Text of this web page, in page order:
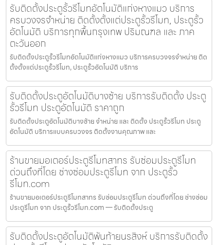
รับติดตั้งประตูรั้วรีโมทอัตโนมัติแก่งหางแมว บริการ
ครบวงจรจำหน่าย ติดตั้งตั้งแต่ประตูรั้วรีโมท, ประตูรั้ว
อัตโนมัติ บริการทุกพื้นกรุงเทพ ปริมณฑล และ ภาค
ตะวันออก
รับติดตั้งประตูรั้วรีโมทอัตโนมัติแก่งหางแมว บริการครบวงจรจำหน่าย ติด
ตั้งตั้งแต่ประตูรั้วรีโมท, ประตูรั้วอัตโนมัติ บริการ
รับติดตั้งประตูอัตโนมัติบางซ้าย บริการรับติดตั้ง ประตู
รั้วรีโมท ประตูอัตโนมัติ ราคาถูก
รับติดตั้งประตูอัตโนมัติบางซ้าย จำหน่าย และ ติดตั้ง ประตูรั้วรีโมท ประตู
อัตโนมัติ บริการแบบครบวงจร ติดตั้งงานคุณภาพ และ
ร้านขายมอเตอร์ประตูรีโมทสาทร รับซ่อมประตูรีโมท
ด่วนถึงที่โดย ช่างซ่อมประตูรีโมท จาก ประตูรั้ว
รีโมท.com
ร้านขายมอเตอร์ประตูรีโมทสาทร รับซ่อมประตูรีโมท ด่วนถึงที่โดย ช่างซ่อม
ประตูรีโมท จาก ประตูรั้วรีโมท.com — รับติดตั้งประตู
รับติดตั้งประตูอัตโนมัติพันท้ายนรสิงห์ บริการรับติดตั้ง